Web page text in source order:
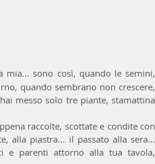
mia... sono così, quando le semini,
quando sembrano non crescere,
messo solo tre piante, stamattina
raccolte, scottate e condite con
alla piastra... il passato alla sera...
e parenti attorno alla tua tavola,